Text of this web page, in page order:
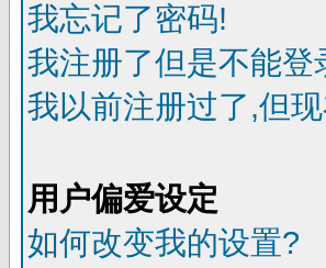
我忘记了密码!
我注册了但是不能登
我以前注册过了,但
用户偏爱设定
如何改变我的设置?